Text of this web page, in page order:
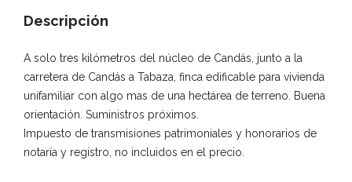
Descripción
A solo tres kilómetros del núcleo de Candás, junto a la
carretera de Candás a Tabaza, finca edificable para vivienda
unifamiliar con algo mas de una hectárea de terreno. Buena
orientación. Suministros próximos.
Impuesto de transmisiones patrimoniales y honorarios de
notaría y registro, no incluidos en el precio.